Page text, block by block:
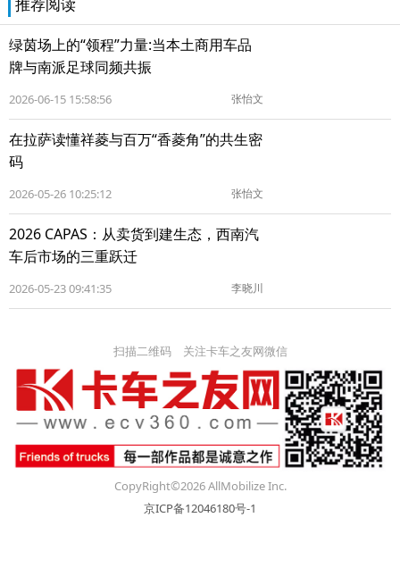
绿茵场上的“领程”力量:当本土商用车品
牌与南派足球同频共振
2026-06-15 15:58:56 张怡文
在拉萨读懂祥菱与百万“香菱角”的共生密
码
2026-05-26 10:25:12 张怡文
2026 CAPAS：从卖货到建生态，西南汽
车后市场的三重跃迁
2026-05-23 09:41:35 李晓川
扫描二维码 关注卡车之友网微信
CopyRight©2026 AllMobilize Inc.
京ICP备12046180号-1